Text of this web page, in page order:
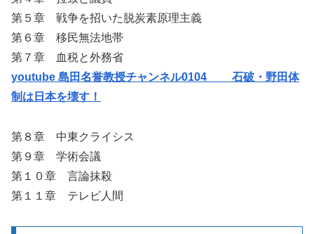
第５章 戦争を招いた脱炭素原理主義
第６章 移民無法地帯
第７章 血税と外務省
youtube 島田名誉教授チャンネル0104 石破・野田体
制は日本を壊す！
第８章 中東クライシス
第９章 学術会議
第１０章 言論抹殺
第１１章 テレビ人間